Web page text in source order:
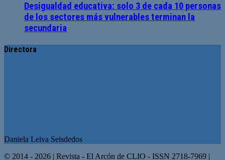
Desigualdad educativa: solo 3 de cada 10 personas
de los sectores más vulnerables terminan la
secundaria
Directora
Daniela Leiva Seisdedos
© 2014 - 2026 | Revista - El Arcón de CLIO - ISSN 2718-7969 |